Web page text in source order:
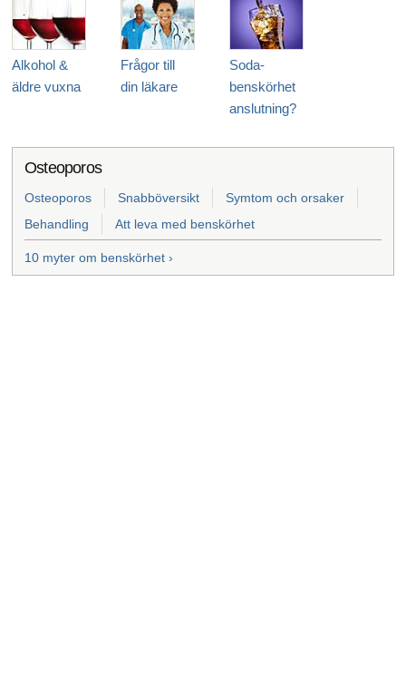
Alkohol &
äldre vuxna
Frågor till
din läkare
Soda-
benskörhet
anslutning?
Osteoporos
Osteoporos Snabböversikt
Symtom och orsaker
Behandling
Att leva med benskörhet
10 myter om benskörhet ›